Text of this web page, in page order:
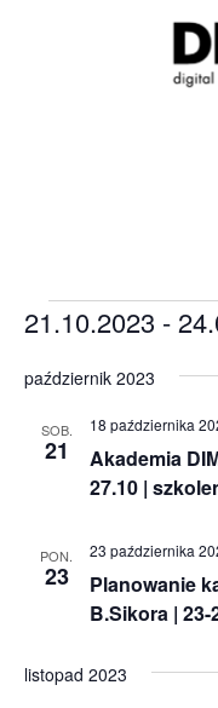
21.10.2023 -
datę.
październik 2023
SOB.
21
Akademia
27.10 |
18 października
PON.
23
Planowanie
B.Sikora | 23-
23 października
listopad 2023